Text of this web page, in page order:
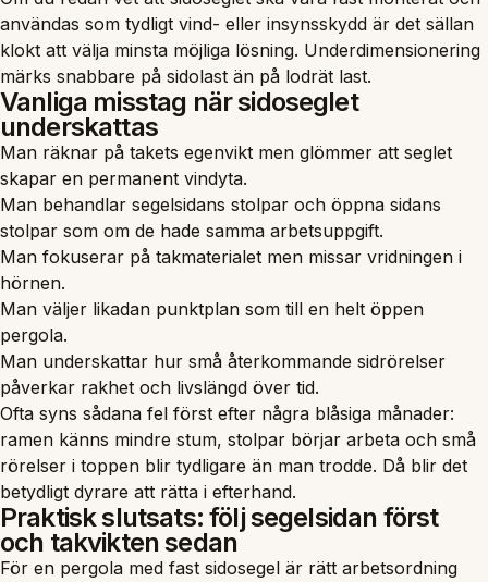
användas som tydligt vind- eller insynsskydd är det sällan
klokt att välja minsta möjliga lösning. Underdimensionering
märks snabbare på sidolast än på lodrät last.
Vanliga misstag när sidoseglet
underskattas
Man räknar på takets egenvikt men glömmer att seglet
skapar en permanent vindyta.
Man behandlar segelsidans stolpar och öppna sidans
stolpar som om de hade samma arbetsuppgift.
Man fokuserar på takmaterialet men missar vridningen i
hörnen.
Man väljer likadan punktplan som till en helt öppen
pergola.
Man underskattar hur små återkommande sidrörelser
påverkar rakhet och livslängd över tid.
Ofta syns sådana fel först efter några blåsiga månader:
ramen känns mindre stum, stolpar börjar arbeta och små
rörelser i toppen blir tydligare än man trodde. Då blir det
betydligt dyrare att rätta i efterhand.
Praktisk slutsats: följ segelsidan först
och takvikten sedan
För en pergola med fast sidosegel är rätt arbetsordning